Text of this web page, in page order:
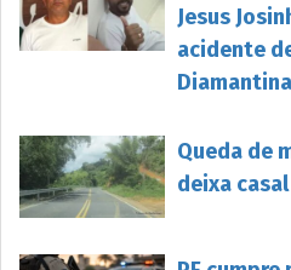
Jesus
acidente
Diamantina
Queda de
deixa